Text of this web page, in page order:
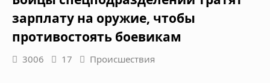
зарплату на оружие, чтобы
противостоять боевикам
3006 17 Происшествия